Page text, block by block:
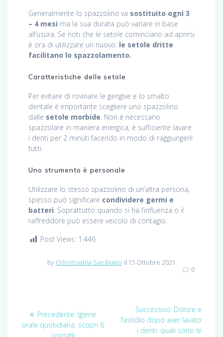
Generalmente lo spazzolino va sostituito ogni 3
– 4 mesi ma la sua durata può variare in base
all’usura. Se noti che le setole cominciano ad aprirsi
è ora di utilizzare un nuovo: le setole dritte
facilitano lo spazzolamento.
Caratteristiche delle setole
Per evitare di rovinare le gengive e lo smalto
dentale è importante scegliere uno spazzolino
dalle setole morbide. Non è necessario
spazzolare in maniera energica, è sufficiente lavare
i denti per 2 minuti facendo in modo di raggiungerli
tutti.
Uno strumento è personale
Utilizzare lo stesso spazzolino di un’altra persona,
spesso può significare condividere germi e
batteri. Soprattutto quando si ha l’influenza o il
raffreddore può essere veicolo di contagio.
Post Views: 1.446
by Odontoiatria San Biagio il 15 Ottobre 2021
0
articoli
Precedente: Articolo
precedente:
Igiene
orale quotidiana: scopri 6
Successivo: Articolo
successivo:
Dolore e
fastidio dopo aver lavato
i denti: quali sono le